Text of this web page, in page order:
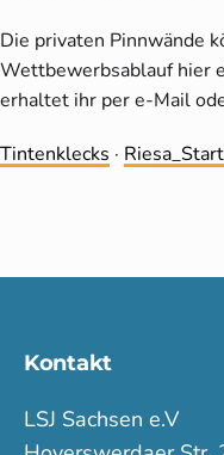
Die privaten Pinnwände
Wettbewerbsablauf hier
erhaltet ihr per e-Mail
Tintenklecks ·
Kontakt
LSJ Sachsen e.V